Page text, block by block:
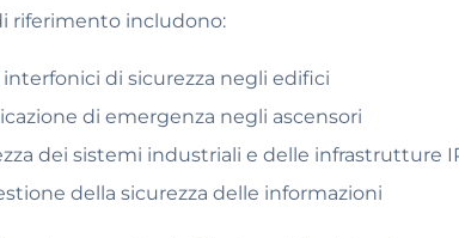
riferimento includono:
di sicurezza negli edifici
di emergenza negli ascensori
dei sistemi industriali e delle infrastrutture
della sicurezza delle informazioni